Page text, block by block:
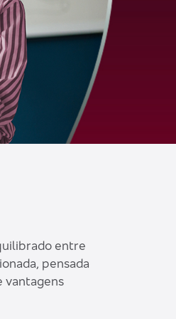
entre
pensada
vantagens